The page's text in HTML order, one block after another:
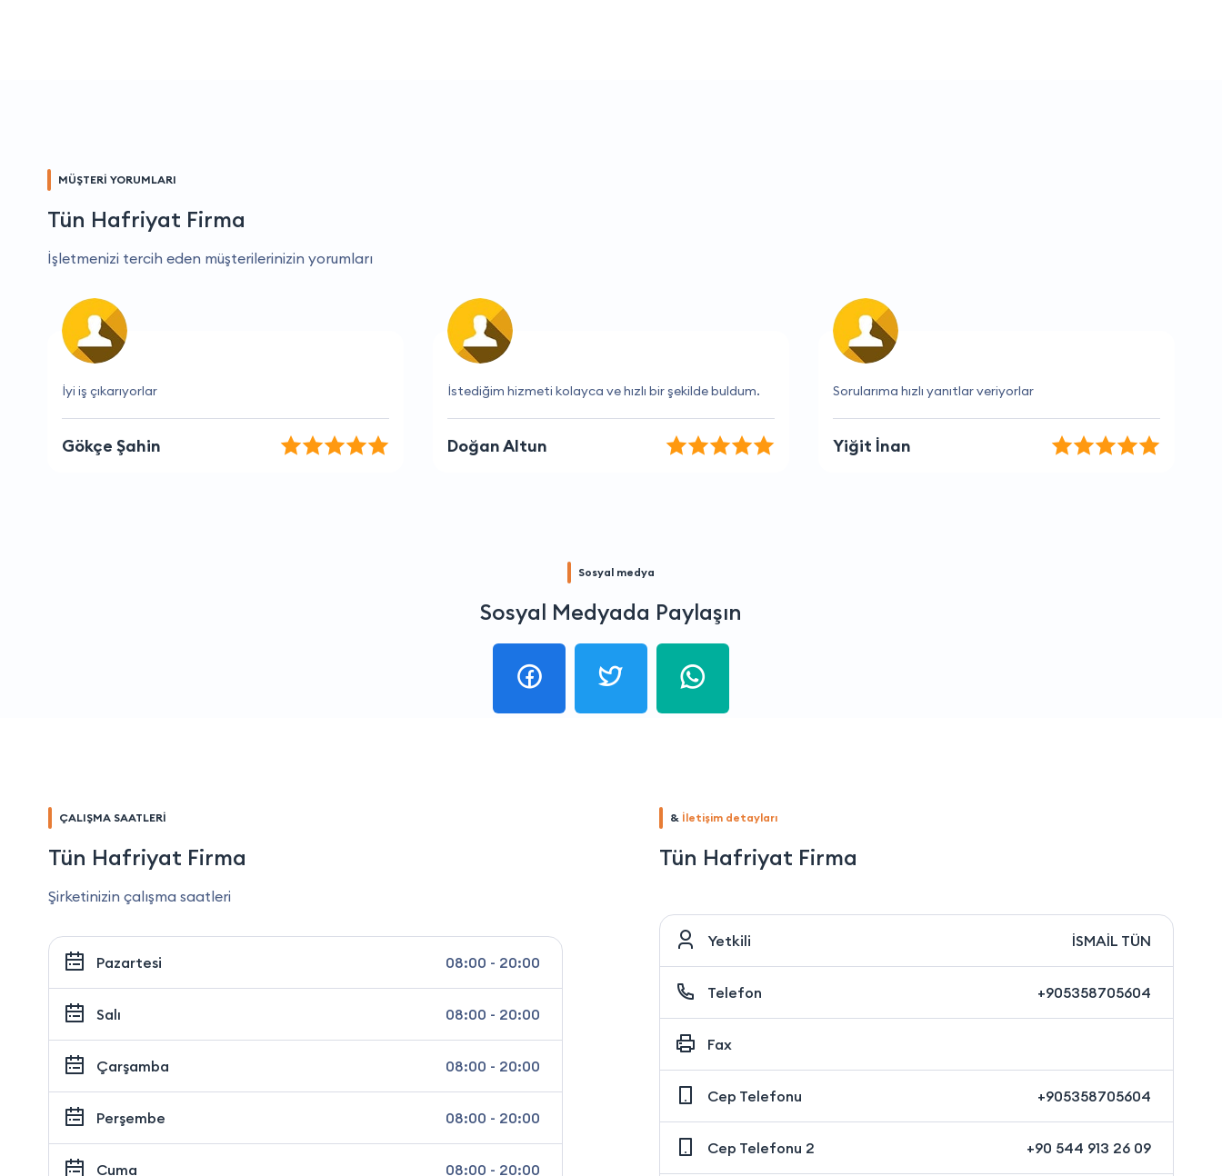
MÜŞTERİ YORUMLARI
Tün Hafriyat Firma
İşletmenizi tercih eden müşterilerinizin yorumları
İstediğim hizmeti kolayca ve hızlı bir şekilde buldum.
Doğan Altun
Sorularıma hızlı yanıtlar veriyorlar
Yiğit İnan
İyi iş çıkarıyorlar
Gökçe Şahin
Sosyal medya
Sosyal Medyada Paylaşın
ÇALIŞMA SAATLERİ
Tün Hafriyat Firma
Şirketinizin çalışma saatleri
Pazartesi 08:00 - 20:00
Salı 08:00 - 20:00
Çarşamba 08:00 - 20:00
Perşembe 08:00 - 20:00
Cuma 08:00 - 20:00
& İletişim detayları
Tün Hafriyat Firma
Yetkili İSMAİL TÜN
Telefon +905358705604
Fax
Cep Telefonu +905358705604
Cep Telefonu 2 +90 544 913 26 09